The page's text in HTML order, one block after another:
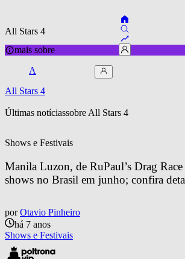
All Stars 4
mais sobre
A
All Stars 4
Últimas notíciassobre All Stars 4
Shows e Festivais
Manila Luzon, de RuPaul’s Drag
shows no Brasil em junho; confira
por Otavio Pinheiro
há 7 anos
Shows e Festivais